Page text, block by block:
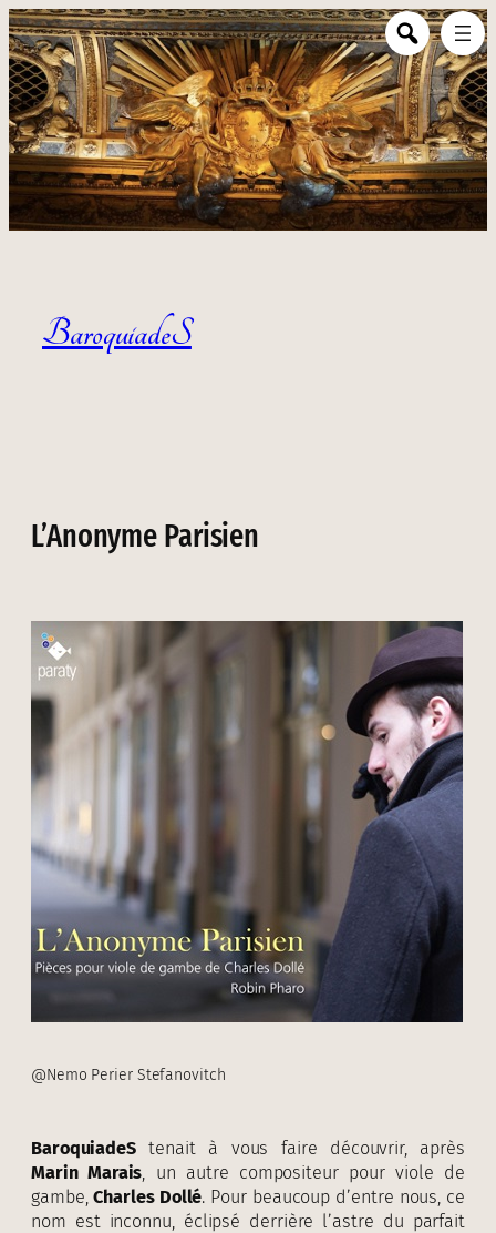
Aller au contenu
BaroquiadeS
L’Anonyme Parisien
@Nemo Perier Stefanovitch
BaroquiadeStenait à vous faire découvrir, après
Marin Marais, un autre compositeur pour viole de
gambe,Charles Dollé. Pour beaucoup d’entre nous, ce
nom est inconnu, éclipsé derrière l’astre du parfait